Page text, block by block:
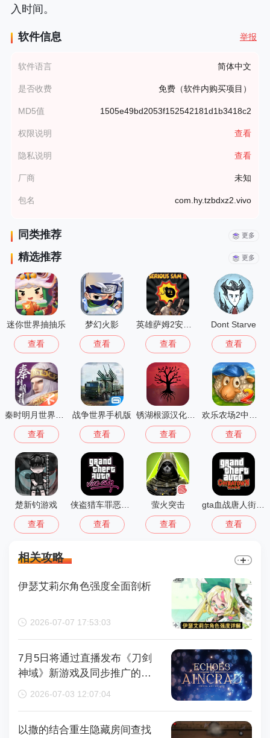
入时间。
软件信息 举报
软件语言 简体中文
是否收费 免费（软件内购买项目）
MD5值 1505e49bd2053f152542181d1b3418c2
权限说明 查看
隐私说明 查看
厂商 未知
包名 com.hy.tzbdxz2.vivo
同类推荐 更多
精选推荐 更多
迷你世界抽抽乐
查看
梦幻火影
查看
英雄萨姆2安卓版
查看
Dont Starve
查看
查看
战争世界手机版
查看 查看 查看
楚新钓游戏
查看 查看
萤火突击
查看 查看
相关攻略
伊瑟艾莉尔角色强度全面剖析
2026-07-07 17:53:03
7月5日将通过直播发布《刀剑
神域》新游戏及同步推广的动
画内容，整场直播时长为110分
2026-07-03 12:07:04
以撒的结合重生隐藏房间查找